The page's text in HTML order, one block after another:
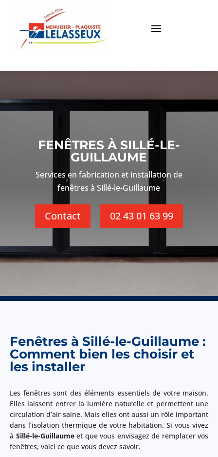
FENÊTRES À SILLÉ-LE-
GUILLAUME
Services en fabrication et installation de
fenêtres à Sillé-le-Guillaume
Contact 02 43 01 63 99
Fenêtres à Sillé-le-Guillaume :
Comment bien les choisir et
les installer
Les fenêtres sont des éléments essentiels de votre maison.
Elles laissent entrer la lumière naturelle et permettent une
circulation d’air saine. Mais elles ont aussi un rôle important
dans l’isolation thermique de votre habitation. Si vous vivez
à Sillé-le-Guillaumeet que vous envisagez de remplacer vos
fenêtres, voici ce que vous devez savoir.